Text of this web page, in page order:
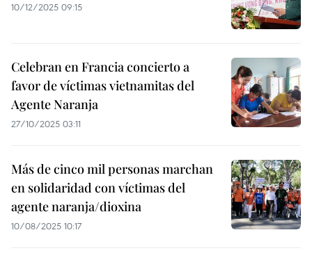
10/12/2025 09:15
Celebran en Francia concierto a
favor de víctimas vietnamitas del
Agente Naranja
27/10/2025 03:11
Más de cinco mil personas marchan
en solidaridad con víctimas del
agente naranja/dioxina
10/08/2025 10:17